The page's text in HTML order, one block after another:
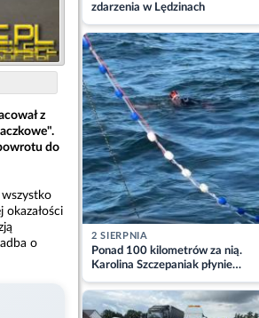
z
do
o
zdarzenia w Lędzinach
2 SIERPNIA
Ponad 100 kilometrów za nią.
Karolina Szczepaniak płynie
przez Bałtyk dla Piotra.
Aktualizacja